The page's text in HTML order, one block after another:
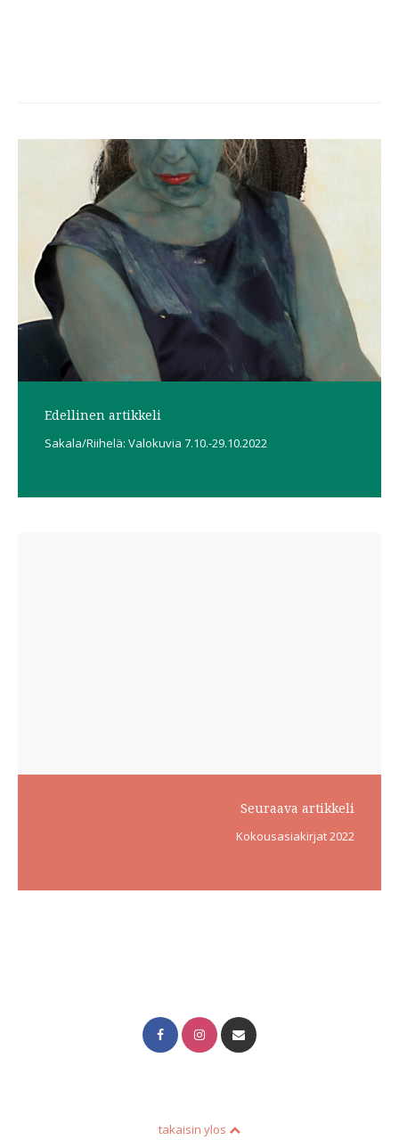
navigation
Edellinen artikkeli
Sakala/Riihelä: Valokuvia 7.10.-29.10.2022
Seuraava artikkeli
Kokousasiakirjat 2022
takaisin ylos